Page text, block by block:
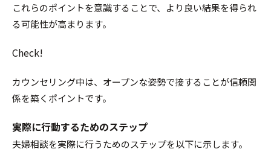
これらのポイントを意識することで、より良い結果を得られ
る可能性が高まります。
Check!
カウンセリング中は、オープンな姿勢で接することが信頼関
係を築くポイントです。
実際に行動するためのステップ
夫婦相談を実際に行うためのステップを以下に示します。